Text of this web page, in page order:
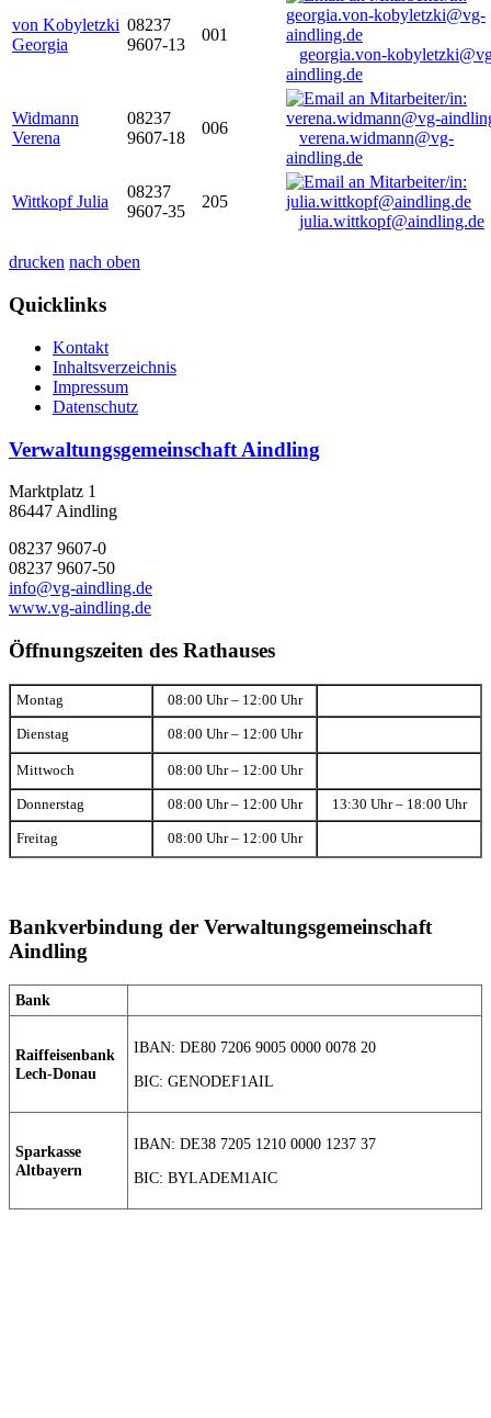
von Kobyletzki
Georgia
08237
9607-13
001
georgia.von-
aindling.de
Widmann
Verena
08237
9607-18
006
verena.widmann@vg-
aindling.de
Wittkopf Julia
08237
9607-35
205
julia.wittkopf@aindling.de
drucken nach oben
Quicklinks
Kontakt
Inhaltsverzeichnis
Impressum
Datenschutz
Verwaltungsgemeinschaft Aindling
Marktplatz 1
86447 Aindling
08237 9607-0
08237 9607-50
info@vg-aindling.de
www.vg-aindling.de
Öffnungszeiten des Rathauses
Montag 08:00 Uhr – 12:00 Uhr
Dienstag 08:00 Uhr – 12:00 Uhr
Mittwoch 08:00 Uhr – 12:00 Uhr
Donnerstag 08:00 Uhr – 12:00 Uhr 13:30 Uhr – 18:00 Uhr
Freitag 08:00 Uhr – 12:00 Uhr
Bankverbindung der Verwaltungsgemeinschaft
Aindling
Bank
Raiffeisenbank
Lech-Donau
IBAN: DE80 7206 9005 0000 0078 20
BIC: GENODEF1AIL
Sparkasse
Altbayern
IBAN: DE38 7205 1210 0000 1237 37
BIC: BYLADEM1AIC